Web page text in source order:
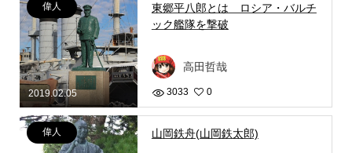
2019.02.05
偉人
東郷平八郎とは ロシア・バルチ
ック艦隊を撃破
高田哲哉
3033 0
偉人 山岡鉄舟(山岡鉄太郎)